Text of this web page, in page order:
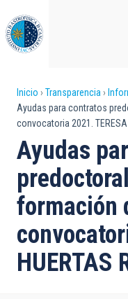
al
contenido
principal
Sobrescribir
enlaces
de
ayuda
a
la
navegación
Inicio Transparencia
Ayudas para contratos
convocatoria 2021. TERESA
Ayudas
formación
HUERTAS